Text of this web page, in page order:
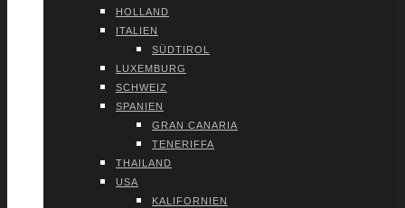
HOL­LAND
ITA­LI­EN
SÜD­TI­ROL
LUXEM­BURG
SCHWEIZ
SPA­NI­EN
GRAN CANA­RIA
TENE­RIF­FA
THAI­LAND
USA
KALI­FOR­NI­EN